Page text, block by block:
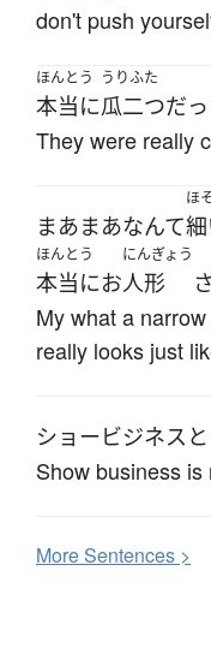
don't push
ほんとう
本当に
うりふた
瓜二つだ
They were really
まあまあなんて
ほ
ほんとう
本当にお
にんぎょう
人形
My what a
really looks just
ショービジネス
Show business
MoreSentences >